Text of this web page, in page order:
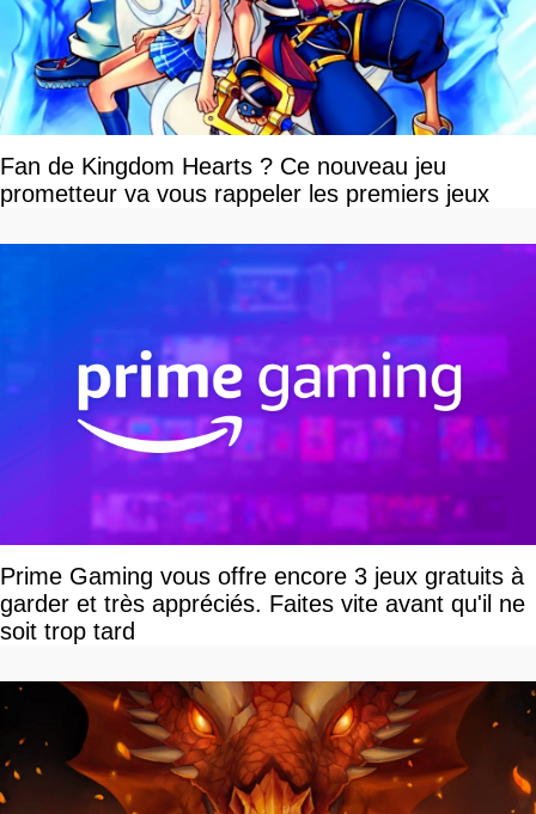
Fan de Kingdom Hearts ? Ce nouveau jeu
prometteur va vous rappeler les premiers jeux
Prime Gaming vous offre encore 3 jeux gratuits à
garder et très appréciés. Faites vite avant qu'il ne
soit trop tard